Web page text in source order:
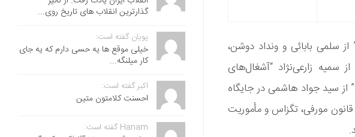
سلمی بابائی و ونداد دوشن،
سمیه زارعی‌نژاد “آشغال‌های
دوست داشتنی” از محسن امیریوسفی و “پیشونی سفید 2” از سید جواد هاشمی در جایگاه
قانون مورفی، تگزاس و مأموریت
گذارترین انقلاب های تاریخ روی...
پویان گفته است:
خیلی موقع ها یه حسی دارم که یه جای
کار میلنگه...
اکبر گفته است:
احسنت ‌کلامتون متین
Hanam گفته است: